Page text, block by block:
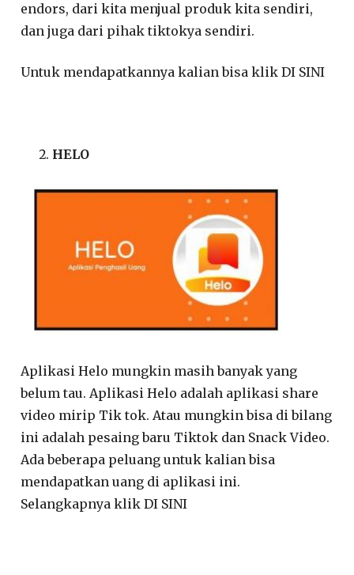
endors, dari kita menjual produk kita sendiri,
dan juga dari pihak tiktokya sendiri.
Untuk mendapatkannya kalian bisa klik DI SINI
HELO
Aplikasi Helo mungkin masih banyak yang
belum tau. Aplikasi Helo adalah aplikasi share
video mirip Tik tok. Atau mungkin bisa di bilang
ini adalah pesaing baru Tiktok dan Snack Video.
Ada beberapa peluang untuk kalian bisa
mendapatkan uang di aplikasi ini.
Selangkapnya klik DI SINI